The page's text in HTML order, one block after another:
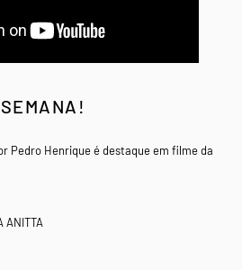
Pedro Henrique é destaque em filme da
ANITTA